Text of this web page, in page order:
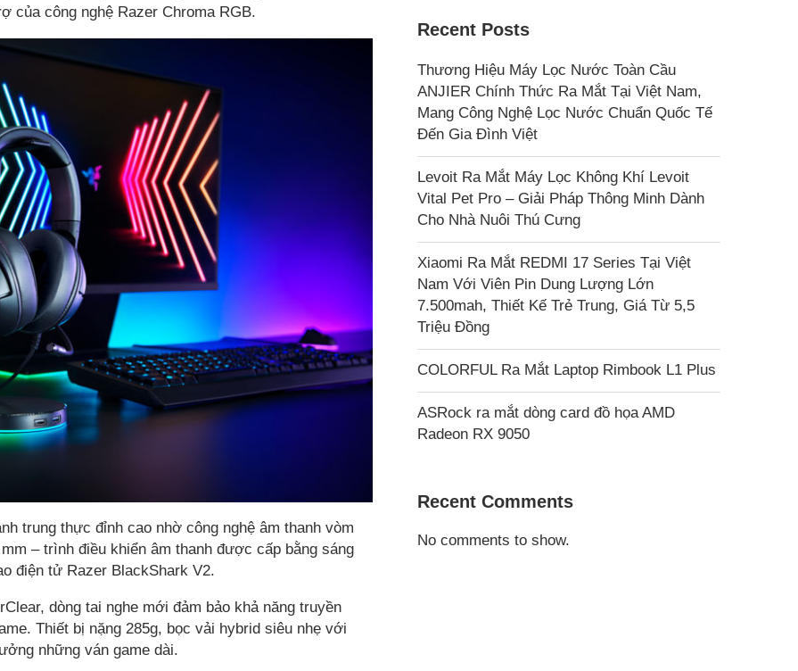
của công nghệ Razer Chroma RGB.
trung thực đỉnh cao nhờ công nghệ âm thanh vòm
– trình điều khiển âm thanh được cấp bằng sáng
điện tử Razer BlackShark V2.
dòng tai nghe mới đảm bảo khả năng truyền
Thiết bị nặng 285g, bọc vải hybrid siêu nhẹ với
những ván game dài.
Recent Posts
Thương Hiệu Máy Lọc Nước Toàn Cầu
ANJIER Chính Thức Ra Mắt Tại Việt Nam,
Mang Công Nghệ Lọc Nước Chuẩn Quốc Tế
Đến Gia Đình Việt
Levoit Ra Mắt Máy Lọc Không Khí Levoit
Vital Pet Pro – Giải Pháp Thông Minh Dành
Cho Nhà Nuôi Thú Cưng
Xiaomi Ra Mắt REDMI 17 Series Tại Việt
Nam Với Viên Pin Dung Lượng Lớn
7.500mah, Thiết Kế Trẻ Trung, Giá Từ 5,5
Triệu Đồng
COLORFUL Ra Mắt Laptop Rimbook L1 Plus
ASRock ra mắt dòng card đồ họa AMD
Radeon RX 9050
Recent Comments
No comments to show.